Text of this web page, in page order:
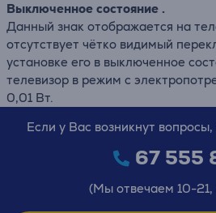
Выключенное состояние .
Данный знак отображается на
отсутствует чётко видимый
установке его в выключенное
телевизор в режим с
0,01 Вт.
Если у Вас возникнут
67 555
(Мы отвечаем 10-21,